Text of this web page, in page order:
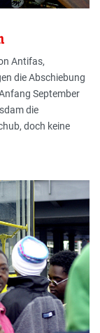
Antifas,
die Abschiebung
September
die
doch keine